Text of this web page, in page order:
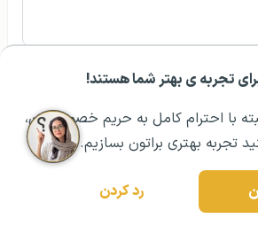
تجربه ی بهتر شما هستند!
با احترام کامل به حریم خصوصیتون،
تجربه بهتری براتون بسازیم.
رد کردن
۰۲۱ ۴۳۰۰۰ ۰۲۱ رزرو مشاوره تخصصیپس از تحصيل درفنلاند
دانشجویان خارجی در فنلاند مجاز به حداکثر ۲۵ ساعت کار
در هفته هستند و حداقل حقوق به ازای هر ساعت کاری ۷ تا ۹
پس از اتمام تحصیل، با
می‌توانند نسبت به اخذ ویزای کاری